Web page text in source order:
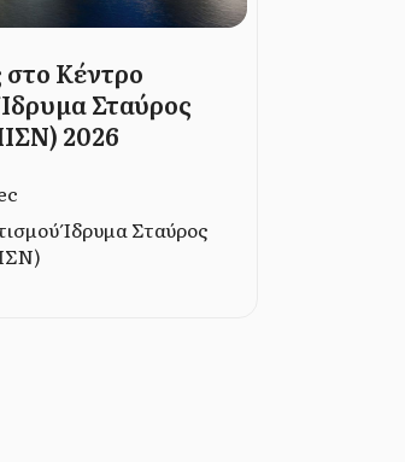
Κέντρο
Σταύρος
2026
Ίδρυμα Σταύρος